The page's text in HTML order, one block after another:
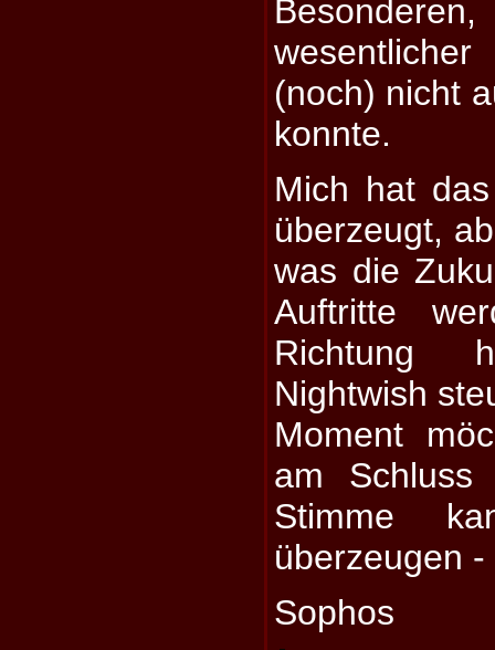
(noch) nicht
konnte.
Mich hat
überzeugt,
was die
Auftritte
Richtung
Nightwish
Moment
am Schluss
Stimme
überzeugen
Sophos